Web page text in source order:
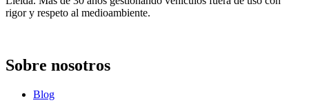
rigor y respeto al medioambiente.
Sobre nosotros
Blog